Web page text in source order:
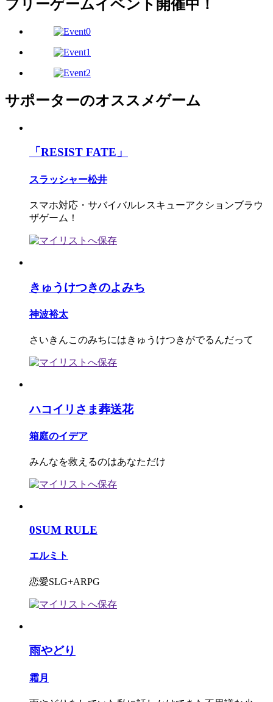
フリーゲームイベント開催中！
サポーターのオススメゲーム
「RESIST FATE」
スラッシャー松井
スマホ対応・サバイバルレスキューアクションブラウ
ザゲーム！
きゅうけつきのよみち
神波裕太
さいきんこのみちにはきゅうけつきがでるんだって
ハコイリさま葬送花
箱庭のイデア
みんなを救えるのはあなただけ
0SUM RULE
エルミト
恋愛SLG+ARPG
雨やどり
霜月